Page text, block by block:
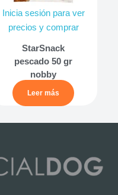
Inicia sesión para ver
precios y comprar
StarSnack
pescado 50 gr
nobby
Leer más